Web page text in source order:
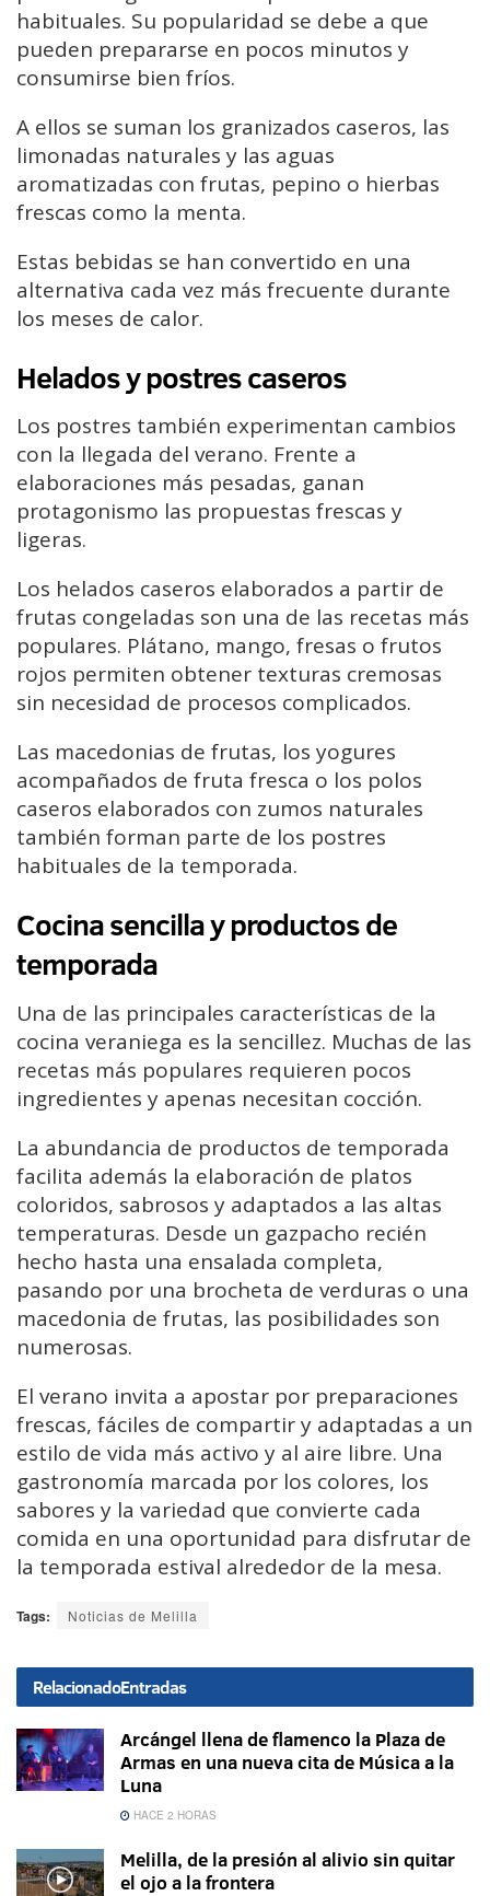
habituales. Su popularidad se debe a que
pueden prepararse en pocos minutos y
consumirse bien fríos.
A ellos se suman los granizados caseros, las
limonadas naturales y las aguas
aromatizadas con frutas, pepino o hierbas
frescas como la menta.
Estas bebidas se han convertido en una
alternativa cada vez más frecuente durante
los meses de calor.
Helados y postres caseros
Los postres también experimentan cambios
con la llegada del verano. Frente a
elaboraciones más pesadas, ganan
protagonismo las propuestas frescas y
ligeras.
Los helados caseros elaborados a partir de
frutas congeladas son una de las recetas más
populares. Plátano, mango, fresas o frutos
rojos permiten obtener texturas cremosas
sin necesidad de procesos complicados.
Las macedonias de frutas, los yogures
acompañados de fruta fresca o los polos
caseros elaborados con zumos naturales
también forman parte de los postres
habituales de la temporada.
Cocina sencilla y productos de
temporada
Una de las principales características de la
cocina veraniega es la sencillez. Muchas de las
recetas más populares requieren pocos
ingredientes y apenas necesitan cocción.
La abundancia de productos de temporada
facilita además la elaboración de platos
coloridos, sabrosos y adaptados a las altas
temperaturas. Desde un gazpacho recién
hecho hasta una ensalada completa,
pasando por una brocheta de verduras o una
macedonia de frutas, las posibilidades son
numerosas.
El verano invita a apostar por preparaciones
frescas, fáciles de compartir y adaptadas a un
estilo de vida más activo y al aire libre. Una
gastronomía marcada por los colores, los
sabores y la variedad que convierte cada
comida en una oportunidad para disfrutar de
la temporada estival alrededor de la mesa.
Tags: Noticias de Melilla
RelacionadoEntradas
Arcángel llena de flamenco la Plaza de
Armas en una nueva cita de Música a la
Luna
HACE 2 HORAS
Melilla, de la presión al alivio sin quitar
el ojo a la frontera